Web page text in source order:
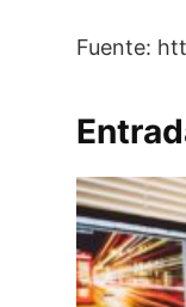
Fuente: